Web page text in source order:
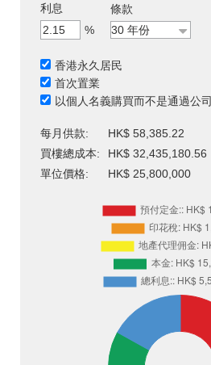
利息
%
條款
香港永久居民
首次置業
以個人名義購買而不是通過公司
每月供款:
HK$ 58,385.22
買樓總成本:
HK$ 32,435,180.56
單位價格:
HK$ 25,800,000